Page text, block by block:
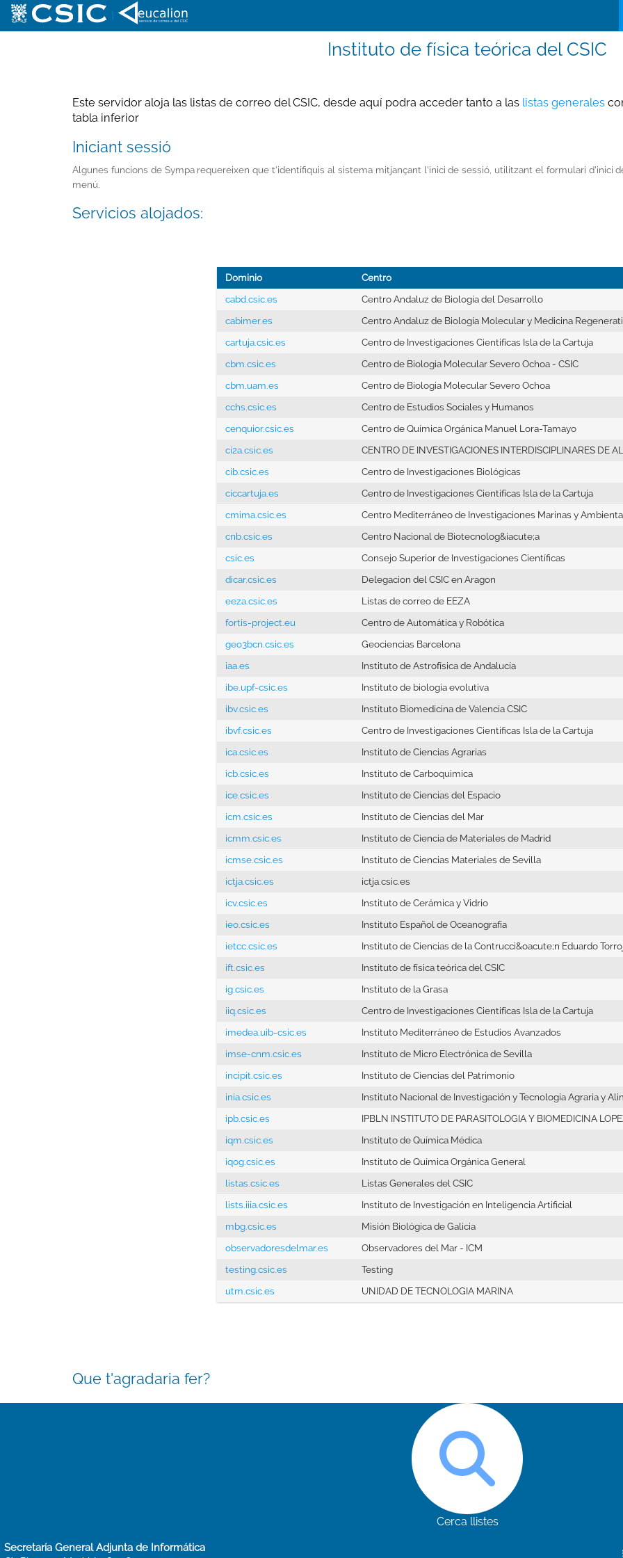
Instituto de física teórica del CSIC
Este servidor aloja las listas de correo del CSIC, desde aquí podra acceder tanto a las listas generales
tabla inferior
Iniciant sessió
Algunes funcions de Sympa requereixen que t'identifiquis al sistema mitjançant l'inici de sessió, utilitzant el formulari d'inici
menú.
Servicios alojados:
Dominio
Centro
cabd.csic.es
Centro Andaluz de Biología del Desarrollo
cabimer.es
Centro Andaluz de Biología Molecular y Medicina
cartuja.csic.es
Centro de Investigaciones Cientifícas Isla de la Cartuja
cbm.csic.es
Centro de Biologia Molecular Severo Ochoa - CSIC
cbm.uam.es
Centro de Biologia Molecular Severo Ochoa
cchs.csic.es
Centro de Estudios Sociales y Humanos
cenquior.csic.es
Centro de Química Orgánica Manuel Lora-Tamayo
ci2a.csic.es
CENTRO DE INVESTIGACIONES INTERDISCIPLINARES DE
cib.csic.es
Centro de Investigaciones Biológicas
ciccartuja.es
Centro de Investigaciones Cientifícas Isla de la Cartuja
cmima.csic.es
Centro Mediterráneo de Investigaciones Marinas y
cnb.csic.es
Centro Nacional de Biotecnolog&iacute;a
csic.es
Consejo Superior de Investigaciones Científicas
dicar.csic.es
Delegacion del CSIC en Aragon
eeza.csic.es
Listas de correo de EEZA
fortis-project.eu
Centro de Automática y Robótica
geo3bcn.csic.es
Geociencias Barcelona
iaa.es
Instituto de Astrofísica de Andalucía
ibe.upf-csic.es
Instituto de biologia evolutiva
ibv.csic.es
Instituto Biomedicina de Valencia CSIC
ibvf.csic.es
Centro de Investigaciones Cientificas Isla de la Cartuja
ica.csic.es
Instituto de Ciencias Agrarias
icb.csic.es
Instituto de Carboquimica
ice.csic.es
Instituto de Ciencias del Espacio
icm.csic.es
Instituto de Ciencias del Mar
icmm.csic.es
Instituto de Ciencia de Materiales de Madrid
icmse.csic.es
Instituto de Ciencias Materiales de Sevilla
ictja.csic.es
ictja.csic.es
icv.csic.es
Instituto de Cerámica y Vidrio
ieo.csic.es
Instituto Español de Oceanografía
ietcc.csic.es
Instituto de Ciencias de la Contrucci&oacute;n Eduardo
ift.csic.es
Instituto de física teórica del CSIC
ig.csic.es
Instituto de la Grasa
iiq.csic.es
Centro de Investigaciones Cientifícas Isla de la Cartuja
imedea.uib-csic.es
Instituto Mediterráneo de Estudios Avanzados
imse-cnm.csic.es
Instituto de Micro Electrónica de Sevilla
incipit.csic.es
Instituto de Ciencias del Patrimonio
inia.csic.es
Instituto Nacional de Investigación y Tecnología Agraria y
ipb.csic.es
IPBLN INSTITUTO DE PARASITOLOGIA Y BIOMEDICINA
iqm.csic.es
Instituto de Química Médica
iqog.csic.es
Instituto de Química Orgánica General
listas.csic.es
Listas Generales del CSIC
lists.iiia.csic.es
Instituto de Investigación en Inteligencia Artificial
mbg.csic.es
Misión Biológica de Galicia
observadoresdelmar.es
Observadores del Mar - ICM
testing.csic.es
Testing
utm.csic.es
UNIDAD DE TECNOLOGIA MARINA
Que t'agradaria fer?
Cerca llistes
Secretaría General Adjunta de Informática